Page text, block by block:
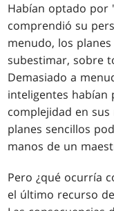
Habían optado por
comprendió su
menudo, los
subestimar, sobre
Demasiado a
inteligentes habían
complejidad en
planes sencillos
manos de un
Pero ¿qué ocurría
el último recurso